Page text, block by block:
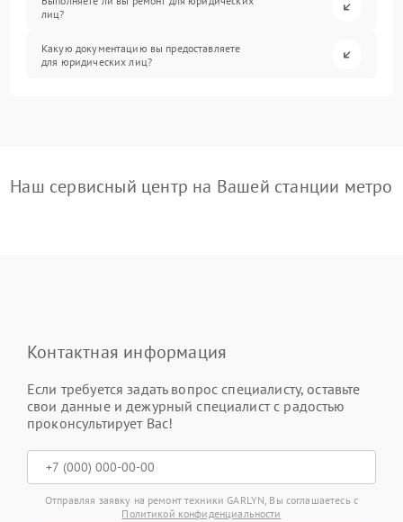
лиц?
Какую документацию вы предоставляете
для юридических лиц?
Наш сервисный центр на Вашей станции метро
Контактная информация
Если требуется задать вопрос специалисту, оставьте
свои данные и дежурный специалист с радостью
проконсультирует Вас!
Отправляя заявку на ремонт техники GARLYN, Вы соглашаетесь с
Политикой конфиденциальности